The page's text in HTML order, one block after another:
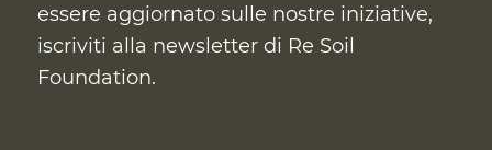
essere aggiornato sulle nostre iniziative,
iscriviti alla newsletter di Re Soil
Foundation.